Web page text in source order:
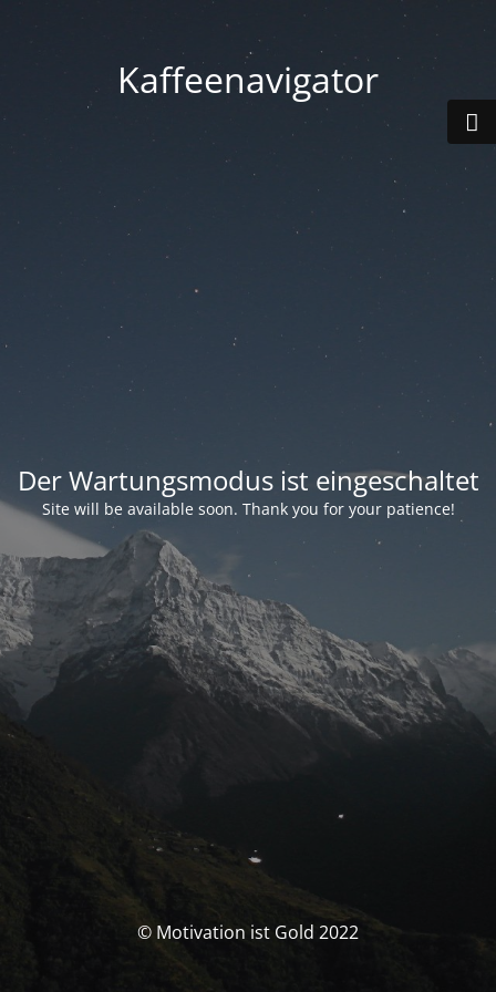
Kaffeenavigator
Der Wartungsmodus ist eingeschaltet
Site will be available soon. Thank you for your patience!
© Motivation ist Gold 2022